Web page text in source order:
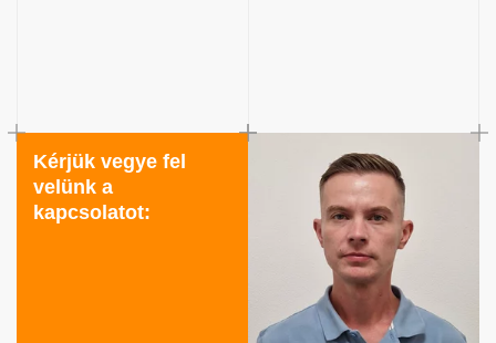
Kérjük vegye fel
velünk a
kapcsolatot: